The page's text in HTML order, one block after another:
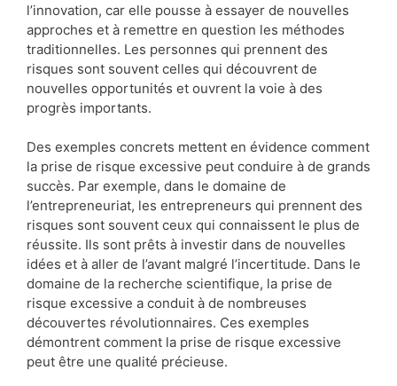
l’innovation, car elle pousse à essayer de nouvelles
approches et à remettre en question les méthodes
traditionnelles. Les personnes qui prennent des
risques sont souvent celles qui découvrent de
nouvelles opportunités et ouvrent la voie à des
progrès importants.
Des exemples concrets mettent en évidence comment
la prise de risque excessive peut conduire à de grands
succès. Par exemple, dans le domaine de
l’entrepreneuriat, les entrepreneurs qui prennent des
risques sont souvent ceux qui connaissent le plus de
réussite. Ils sont prêts à investir dans de nouvelles
idées et à aller de l’avant malgré l’incertitude. Dans le
domaine de la recherche scientifique, la prise de
risque excessive a conduit à de nombreuses
découvertes révolutionnaires. Ces exemples
démontrent comment la prise de risque excessive
peut être une qualité précieuse.